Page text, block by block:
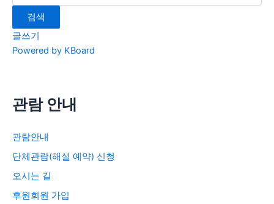
검색
글쓰기
Powered by KBoard
관람 안내
관람안내
단체관람(해설 예약) 신청
오시는 길
후원회원 가입